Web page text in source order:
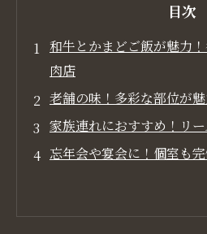
目次
和牛とかまどご飯が魅力
肉店
老舗の味！多彩な部位が
家族連れにおすすめ！リ
忘年会や宴会に！個室も